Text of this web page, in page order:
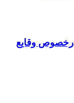
درخصوص وقایع